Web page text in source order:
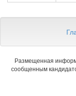
Размещенная
сообщенным